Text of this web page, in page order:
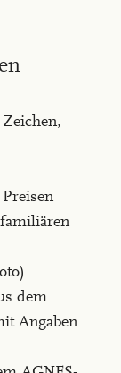
dem
Angaben